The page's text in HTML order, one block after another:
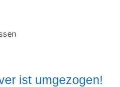
ist umgezogen!